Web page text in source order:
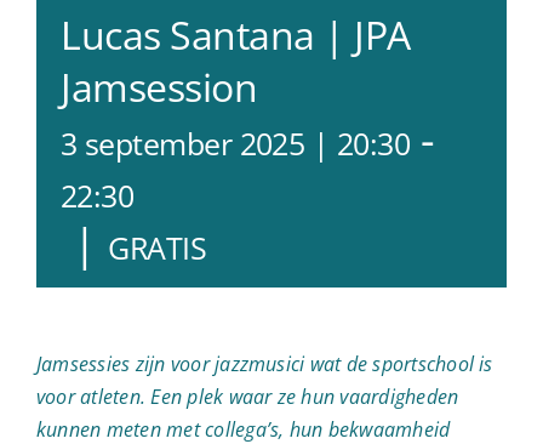
Lucas Santana | JPA
Jamsession
3 september 2025 | 20:30 -
22:30
| GRATIS
Jamsessies zijn voor jazzmusici wat de sportschool is
voor atleten. Een plek waar ze hun vaardigheden
kunnen meten met collega’s, hun bekwaamheid